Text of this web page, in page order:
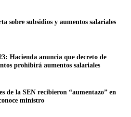
sobre subsidios y aumentos salariales
Hacienda anuncia que decreto de
prohibirá aumentos salariales
de la SEN recibieron “aumentazo” en
ministro